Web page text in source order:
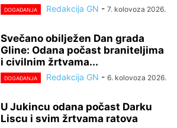
DOGAĐANJA Redakcija GN - 7. kolovoza 2026.
Svečano obilježen Dan grada
Gline: Odana počast braniteljima
i civilnim žrtvama...
DOGAĐANJA Redakcija GN - 6. kolovoza 2026.
U Jukincu odana počast Darku
Liscu i svim žrtvama ratova